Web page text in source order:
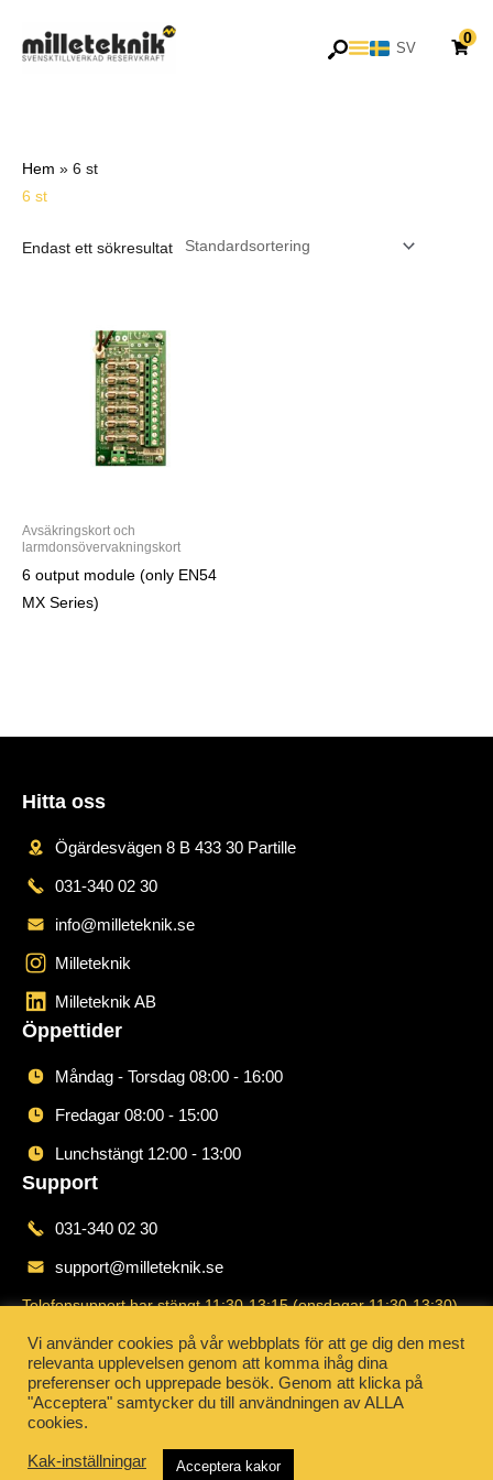
SV
EN
0
Hem » 6 st
6 st
Endast ett sökresultat
Avsäkringskort och
larmdonsövervakningskort
6 output module (only EN54
MX Series)
Hitta oss
Ögärdesvägen 8 B 433 30 Partille
031-340 02 30
info@milleteknik.se
Milleteknik
Milleteknik AB
Öppettider
Måndag - Torsdag 08:00 - 16:00
Fredagar 08:00 - 15:00
Lunchstängt 12:00 - 13:00
Support
031-340 02 30
support@milleteknik.se
Telefonsupport har stängt 11:30-13:15 (onsdagar 11:30-13:30)
Order
031-340 02 30
order@milleteknik.se
Vi använder cookies på vår webbplats för att ge dig den mest
relevanta upplevelsen genom att komma ihåg dina
preferenser och upprepade besök. Genom att klicka på
"Acceptera" samtycker du till användningen av ALLA
cookies.
Kak-inställningar Acceptera kakor